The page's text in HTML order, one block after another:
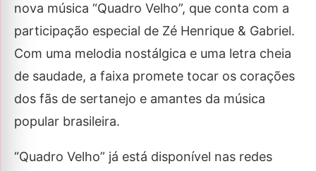
nova música “Quadro Velho”, que conta com a
participação especial de Zé Henrique & Gabriel.
Com uma melodia nostálgica e uma letra cheia
de saudade, a faixa promete tocar os corações
dos fãs de sertanejo e amantes da música
popular brasileira.
“Quadro Velho” já está disponível nas redes